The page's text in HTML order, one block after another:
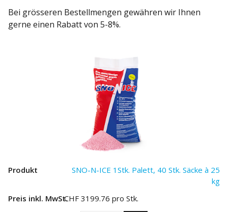
Bei grösseren Bestellmengen gewähren wir Ihnen
gerne einen Rabatt von 5-8%.
SNO-N-ICE 1Stk. Palett, 40 Stk. Säcke à 25
kg
CHF 3199.76 pro Stk.